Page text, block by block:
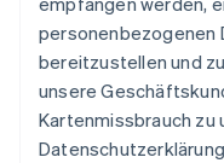
personenbezogenen
bereitzustellen und
unsere
Kartenmissbrauch